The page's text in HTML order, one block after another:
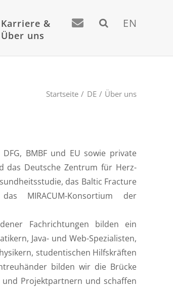
Karriere &
Über uns
EN
Startseite DE Über uns
Fachrichtungen bilden ein
Java- und Web-Spezialisten,
studentischen Hilfskräften
bilden wir die Brücke
Projektpartnern und schaffen